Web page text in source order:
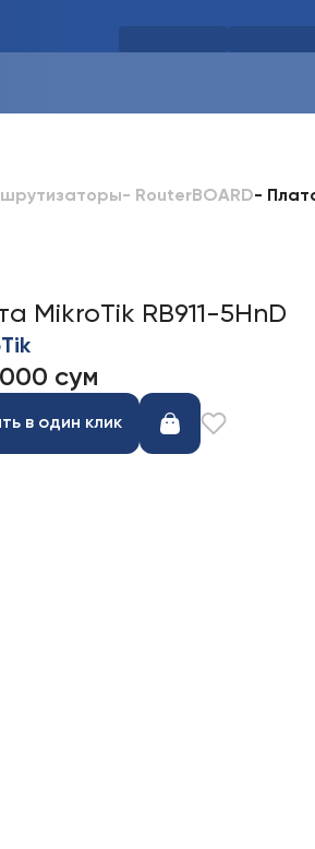
- RouterBOARD-
MikroTik RB911-5HnD
сум
в один клик